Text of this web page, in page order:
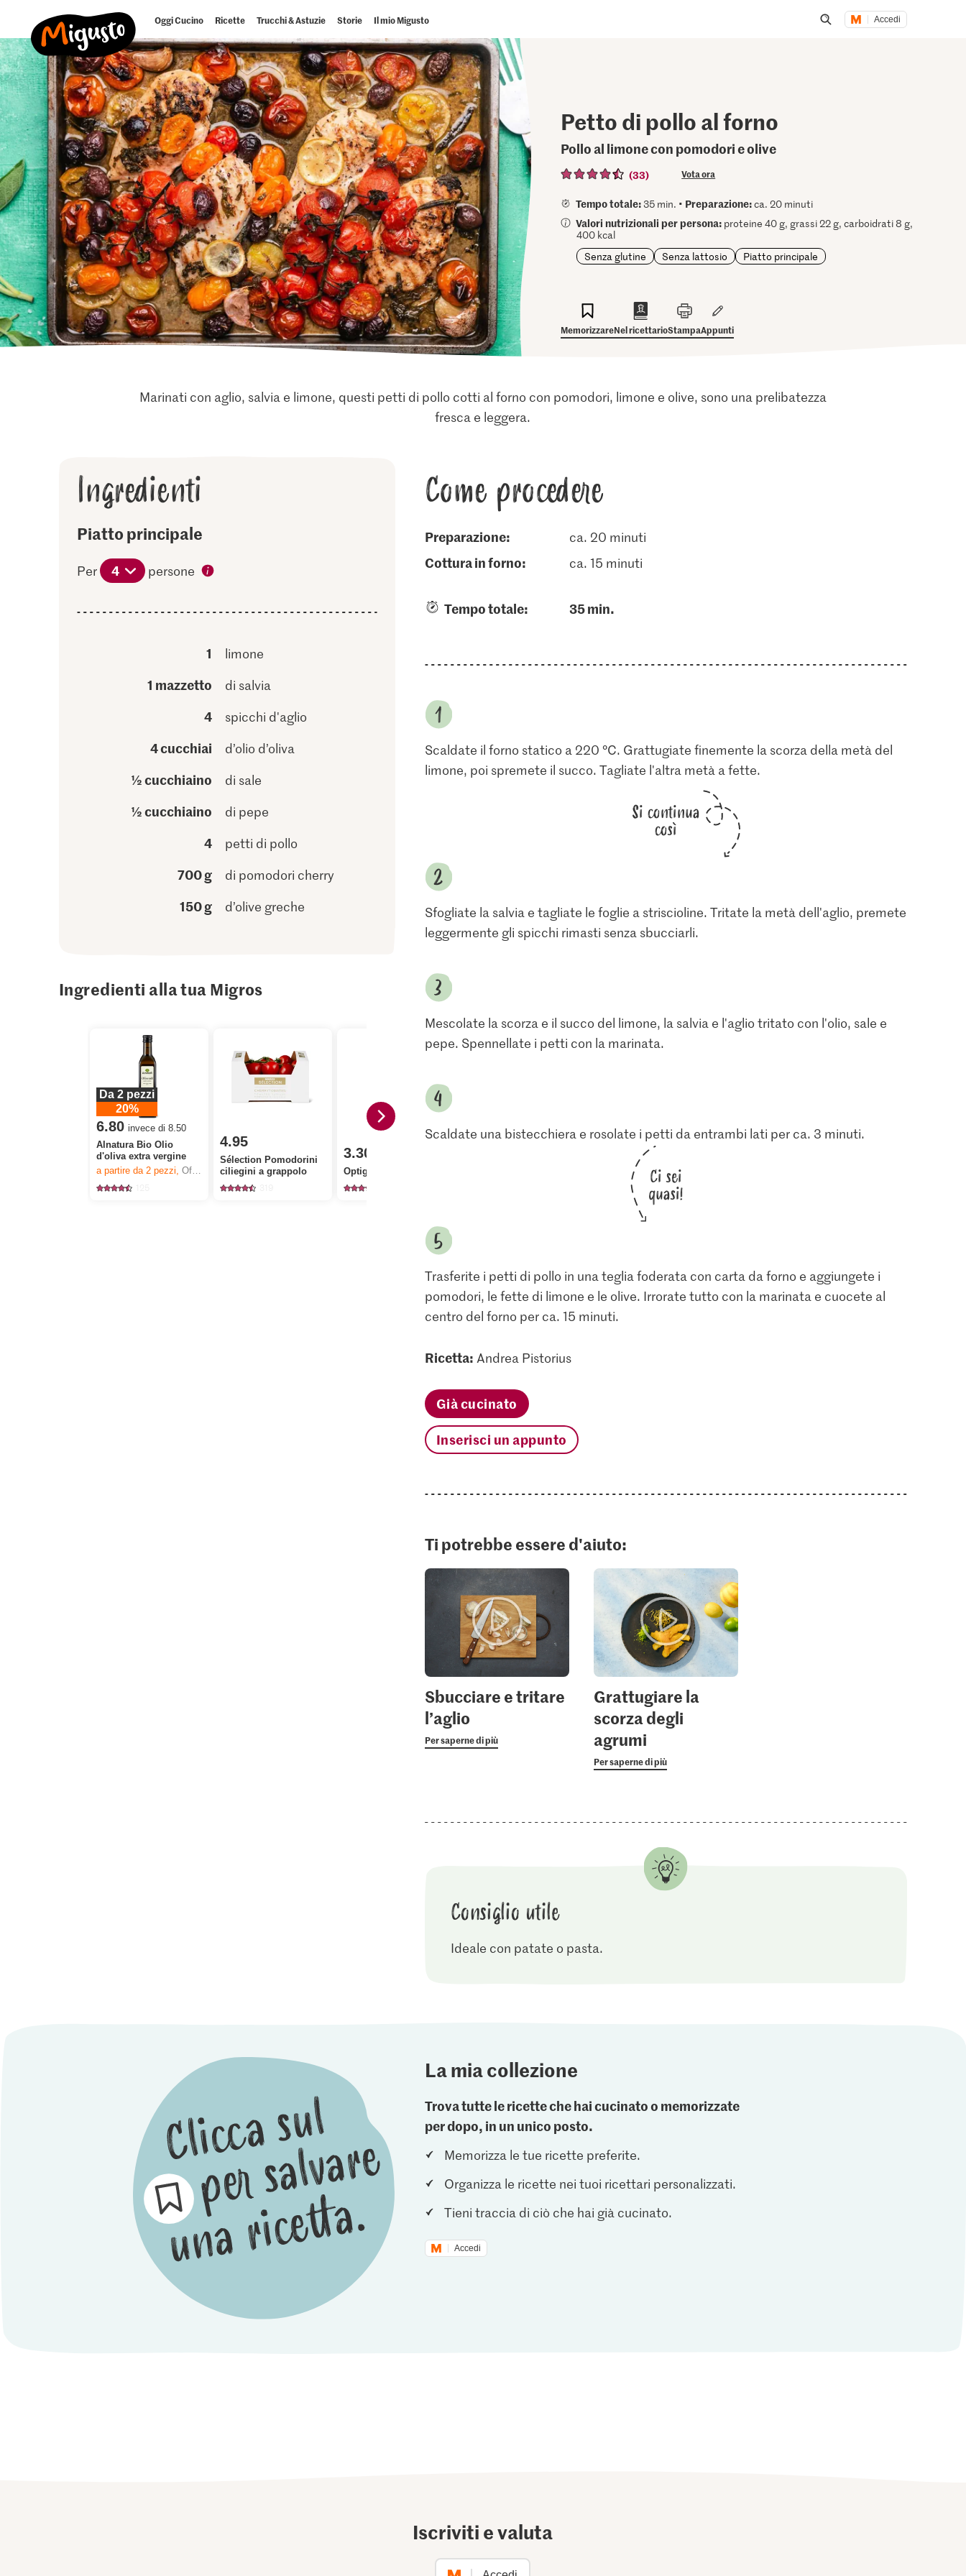
Oggi Cucino Ricette Trucchi & Astuzie Storie Il mio Migusto Accedi
Petto di pollo al forno
Pollo al limone con pomodori e olive
(33) Vota ora
Tempo totale: 35 min. • Preparazione:ca. 20 minuti
Valori nutrizionali per persona: proteine 40 g, grassi 22 g, carboidrati 8 g,
400 kcal
Senza glutine
Senza lattosio Piatto principale
MemorizzareNel ricettarioStampaAppunti
Marinati con aglio, salvia e limone, questi petti di pollo cotti al forno con pomodori, limone e olive, sono una prelibatezza
fresca e leggera.
Ingredienti
Piatto principale
Per 4 persone
1 limone
1 mazzetto di salvia
4 spicchi d'aglio
4 cucchiai d’olio d’oliva
½ cucchiaino di sale
½ cucchiaino di pepe
4 petti di pollo
700 g di pomodori cherry
150 g d’olive greche
Ingredienti alla tua Migros
Da 2 pezzi
20%
6.80 invece di 8.50
Alnatura Bio Olio
d'oliva extra vergine
a partire da 2pezzi,Offerta valida solo dal 6.8 al 12.8.2026, fino a esaurimento dello stock.
4.95
Sélection Pomodorini
ciliegini a grappolo
3.30
Optigal Fettine di pollo
2.20
Migros Olive greche
Amphisis con nocciolo
186
1.05
Come procedere
Preparazione: ca. 20 minuti
cottura in forno: ca. 15 minuti
Tempo totale: 35 min.
Scaldate il forno statico a 220 °C. Grattugiate finemente la scorza della metà del
limone, poi spremete il succo. Tagliate l'altra metà a fette.
Si continua
così
Sfogliate la salvia e tagliate le foglie a striscioline. Tritate la metà dell'aglio, premete
leggermente gli spicchi rimasti senza sbucciarli.
Mescolate la scorza e il succo del limone, la salvia e l'aglio tritato con l'olio, sale e
pepe. Spennellate i petti con la marinata.
Scaldate una bistecchiera e rosolate i petti da entrambi lati per ca. 3 minuti.
Ci sei
quasi!
Trasferite i petti di pollo in una teglia foderata con carta da forno e aggiungete i
pomodori, le fette di limone e le olive. Irrorate tutto con la marinata e cuocete al
centro del forno per ca. 15 minuti.
Ricetta: Andrea Pistorius
Già cucinato
Inserisci un appunto
Ti potrebbe essere d'aiuto:
Sbucciare e tritare
l’aglio
Per saperne di più
Grattugiare la
scorza degli
agrumi
Per saperne di più
Consiglio utile
Ideale con patate o pasta.
La mia collezione
Trova tutte le ricette che hai cucinato o memorizzate
per dopo, in un unico posto.
Memorizza le tue ricette preferite.
Organizza le ricette nei tuoi ricettari personalizzati.
Tieni traccia di ciò che hai già cucinato.
Accedi
Iscriviti e valuta